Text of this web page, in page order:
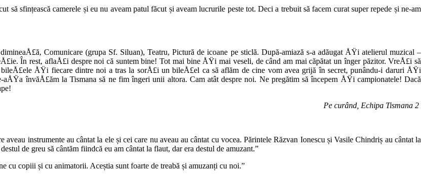
să sfințească camerele și eu nu aveam patul făcut și aveam lucrurile peste tot. Deci a trebuit să facem curat super repede și ne-am
Comunicare (grupa Sf. Siluan), Teatru, Pictură de icoane pe sticlă. După-amiază s-a adăugat ÅŸi atelierul muzical –
În rest, aflaÅ£i despre noi că suntem bine! Tot mai bine ÅŸi mai veseli, de când am mai căpătat un înger păzitor. VreÅ£i să
ÅŸi fiecare dintre noi a tras la sorÅ£i un bileÅ£el ca să aflăm de cine vom avea grijă în secret, punându-i daruri ÅŸi
învăÅ£ăm la Tismana să ne fim îngeri unii altora. Cam atât despre noi. Ne pregătim să începem ÅŸi campionatele! Dacă
Pe curând, Echipa Tismana 2
instrumente au cântat la ele și cei care nu aveau au cântat cu vocea. Părintele Răzvan Ionescu și Vasile Chindriș au cântat la
de greu să cântăm fiindcă eu am cântat la flaut, dar era destul de amuzant.”
cu copiii și cu animatorii. Aceștia sunt foarte de treabă și amuzanți cu noi.”